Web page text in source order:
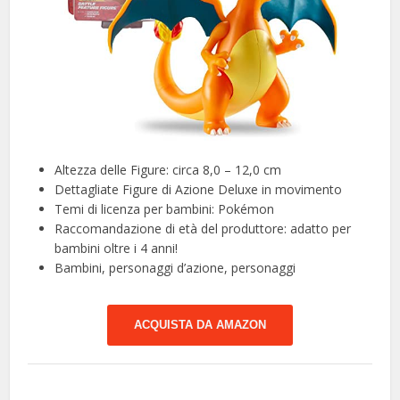
Altezza delle Figure: circa 8,0 – 12,0 cm
Dettagliate Figure di Azione Deluxe in movimento
Temi di licenza per bambini: Pokémon
Raccomandazione di età del produttore: adatto per
bambini oltre i 4 anni!
Bambini, personaggi d’azione, personaggi
ACQUISTA DA AMAZON